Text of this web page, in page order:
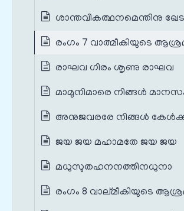
ശാന്തവികത്ഥനമെന്തിനു ഖേട
രംഗം 7 വാത്മീകിയുടെ
രാഘവ ഗിരം ശൃണു രാഘവ
മാമുനിമാരെ നിങ്ങള്‍
അനുജവരരേ നിങ്ങള്‍
ജയ ജയ മഹാമതേ ജയ ജയ
മധുസുതഹനനത്തിനധുനാ
രംഗം 8 വാല്മീകിയുടെ